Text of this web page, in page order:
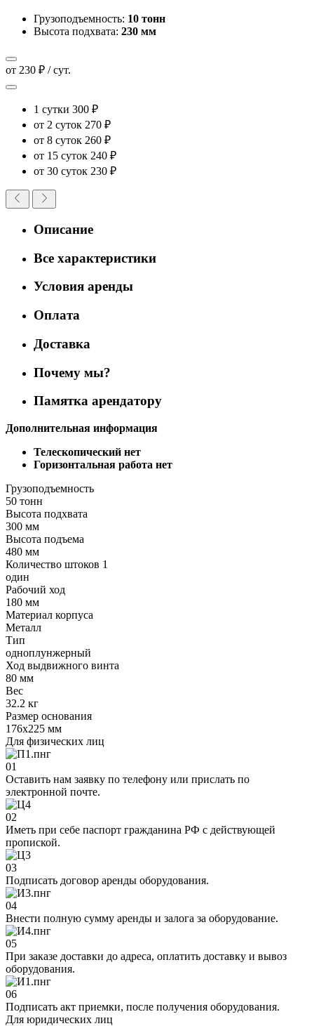
Грузоподъемность: 10 тонн
Высота подхвата: 230 мм
от 230 ₽ / сут.
1 сутки 300 ₽
от 2 суток 270 ₽
от 8 суток 260 ₽
от 15 суток 240 ₽
от 30 суток 230 ₽
Описание
Все характеристики
Условия аренды
Оплата
Доставка
Почему мы?
Памятка арендатору
Дополнительная информация
Телескопический нет
Горизонтальная работа нет
Грузоподъемность
50 тонн
Высота подхвата
300 мм
Высота подъема
480 мм
Количество штоков 1
один
Рабочий ход
180 мм
Материал корпуса
Металл
Тип
одноплунжерный
Ход выдвижного винта
80 мм
Вес
32.2 кг
Размер основания
176х225 мм
Для физических лиц
01
Оставить нам заявку по телефону или прислать по
электронной почте.
02
Иметь при себе паспорт гражданина РФ с действующей
пропиской.
03
Подписать договор аренды оборудования.
04
Внести полную сумму аренды и залога за оборудование.
05
При заказе доставки до адреса, оплатить доставку и вывоз
оборудования.
06
Подписать акт приемки, после получения оборудования.
Для юридических лиц